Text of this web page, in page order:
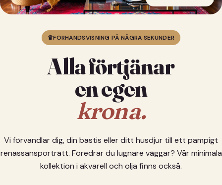
♛FÖRHANDSVISNING PÅ NÅGRA SEKUNDER
Alla förtjänar
en egen
krona.
Vi förvandlar dig, din bästis eller ditt husdjur till ett pampigt
renässansporträtt. Föredrar du lugnare väggar? Vår minimala
kollektion i akvarell och olja finns också.